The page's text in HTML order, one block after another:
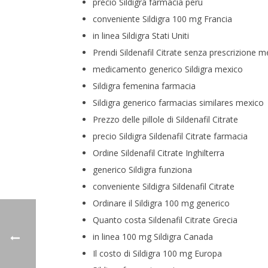
conveniente Sildigra 100 mg Francia
in linea Sildigra Stati Uniti
Prendi Sildenafil Citrate senza prescrizione
medicamento generico Sildigra mexico
Sildigra femenina farmacia
Sildigra generico farmacias similares mexico
Prezzo delle pillole di Sildenafil Citrate
precio Sildigra Sildenafil Citrate farmacia
Ordine Sildenafil Citrate Inghilterra
generico Sildigra funziona
conveniente Sildigra Sildenafil Citrate
Ordinare il Sildigra 100 mg generico
Quanto costa Sildenafil Citrate Grecia
in linea 100 mg Sildigra Canada
Il costo di Sildigra 100 mg Europa